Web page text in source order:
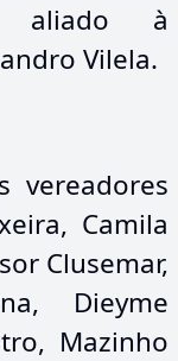
aliado à
Vilela.
vereadores
Camila
Clusemar,
Dieyme
Mazinho